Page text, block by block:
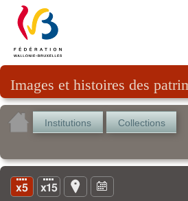
Images et histoires des
Institutions Collections